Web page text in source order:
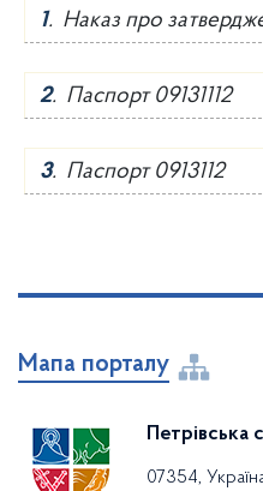
1. Наказ про
2. Паспорт 09131112
3. Паспорт 0913112
Мапа порталу
Петрівська
07354,